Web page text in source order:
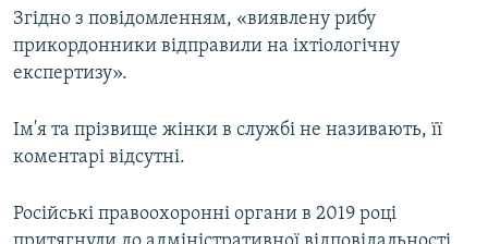
Згідно з повідомленням, «виявлену рибу
прикордонники відправили на іхтіологічну
експертизу».
Ім'я та прізвище жінки в службі не називають, її
коментарі відсутні.
Російські правоохоронні органи в 2019 році